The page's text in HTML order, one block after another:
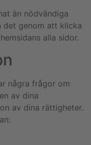
än nödvändiga
det genom att klicka
alla sidor.
några frågor om
av dina
av dina rättigheter.